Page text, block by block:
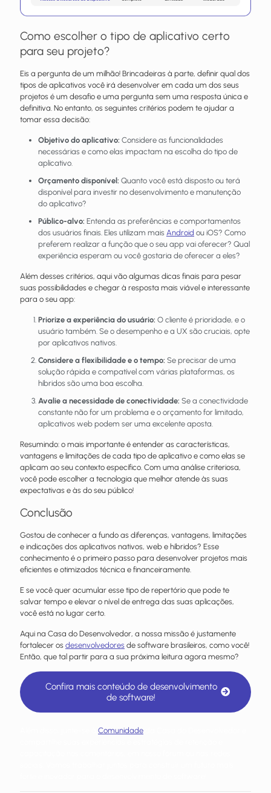
Como escolher o tipo de aplicativo certo
para seu projeto?
Eis a pergunta de um milhão! Brincadeiras à parte, definir qual dos
tipos de aplicativos você irá desenvolver em cada um dos seus
projetos é um desafio e uma pergunta sem uma resposta única e
definitiva. No entanto, os seguintes critérios podem te ajudar a
tomar essa decisão:
Objetivo do aplicativo: Considere as funcionalidades
necessárias e como elas impactam na escolha do tipo de
aplicativo.
Orçamento disponível: Quanto você está disposto ou terá
disponível para investir no desenvolvimento e manutenção
do aplicativo?
Público-alvo: Entenda as preferências e comportamentos
dos usuários finais. Eles utilizam mais Android ou iOS? Como
preferem realizar a função que o seu app vai oferecer? Qual
experiência esperam ou você gostaria de oferecer a eles?
Além desses critérios, aqui vão algumas dicas finais para pesar
suas possibilidades e chegar à resposta mais viável e interessante
para o seu app:
Priorize a experiência do usuário: O cliente é prioridade, e o
usuário também. Se o desempenho e a UX são cruciais, opte
por aplicativos nativos.
Considere a flexibilidade e o tempo: Se precisar de uma
solução rápida e compatível com várias plataformas, os
híbridos são uma boa escolha.
Avalie a necessidade de conectividade: Se a conectividade
constante não for um problema e o orçamento for limitado,
aplicativos web podem ser uma excelente aposta.
Resumindo: o mais importante é entender as características,
vantagens e limitações de cada tipo de aplicativo e como elas se
aplicam ao seu contexto específico. Com uma análise criteriosa,
você pode escolher a tecnologia que melhor atende às suas
expectativas e às do seu público!
Conclusão
Gostou de conhecer a fundo as diferenças, vantagens, limitações
e indicações dos aplicativos nativos, web e híbridos? Esse
conhecimento é o primeiro passo para desenvolver projetos mais
eficientes e otimizados técnica e financeiramente.
E se você quer acumular esse tipo de repertório que pode te
salvar tempo e elevar o nível de entrega das suas aplicações,
você está no lugar certo.
Aqui na Casa do Desenvolvedor, a nossa missão é justamente
fortalecer os desenvolvedores de software brasileiros, como você!
Então, que tal partir para a sua próxima leitura agora mesmo?
Confira mais conteúdo de desenvolvimento
de software!
Comunidade